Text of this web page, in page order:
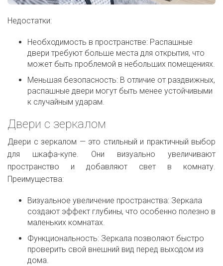
Недостатки:
Необходимость в пространстве: Распашные
двери требуют больше места для открытия, что
может быть проблемой в небольших помещениях.
Меньшая безопасность: В отличие от раздвижных,
распашные двери могут быть менее устойчивыми
к случайным ударам.
Двери с зеркалом
Двери с зеркалом — это стильный и практичный выбор
для шкафа-купе. Они визуально увеличивают
пространство и добавляют свет в комнату.
Преимущества:
Визуальное увеличение пространства: Зеркала
создают эффект глубины, что особенно полезно в
маленьких комнатах.
Функциональность: Зеркала позволяют быстро
проверить свой внешний вид перед выходом из
дома.